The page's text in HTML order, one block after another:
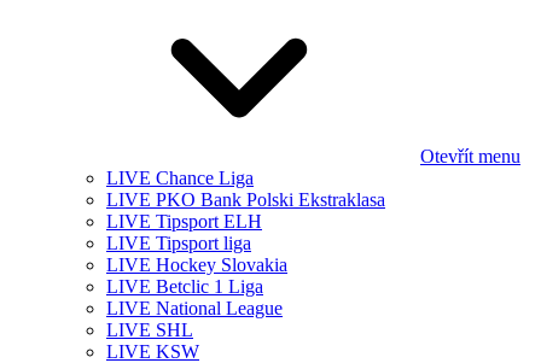
Otevřít menu
LIVE Chance Liga
LIVE PKO Bank Polski Ekstraklasa
LIVE Tipsport ELH
LIVE Tipsport liga
LIVE Hockey Slovakia
LIVE Betclic 1 Liga
LIVE National League
LIVE SHL
LIVE KSW